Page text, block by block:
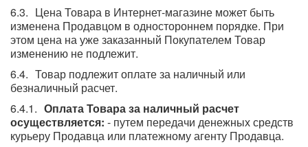
Цена Товара в Интернет-магазине может быть
изменена Продавцом в одностороннем порядке. При
этом цена на уже заказанный Покупателем Товар
изменению не подлежит.
Товар подлежит оплате за наличный или
безналичный расчет.
Оплата Товара за наличный расчет
осуществляется: - путем передачи денежных средств
курьеру Продавца или платежному агенту Продавца.